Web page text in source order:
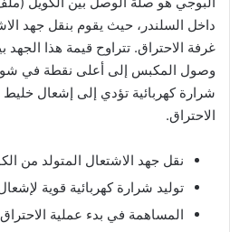
داخل السلندر، حيث يقوم بنقل جهد
وصول المكبس إلى أعلى نقطة في
شرارة كهربائية تؤدي إلى إشعال خليط
الاحتراق.
نقل جهد الاشتعال المتولد من
توليد شرارة كهربائية قوية
المساهمة في بدء عملية